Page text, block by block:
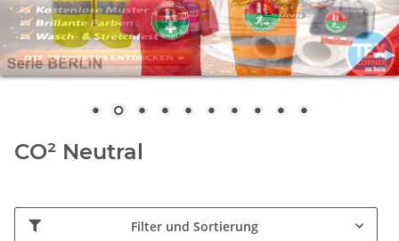
CO² Neutral
Filter und Sortierung